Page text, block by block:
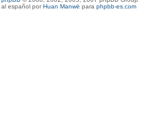
al español porHuan Manwë para phpbb-es.com